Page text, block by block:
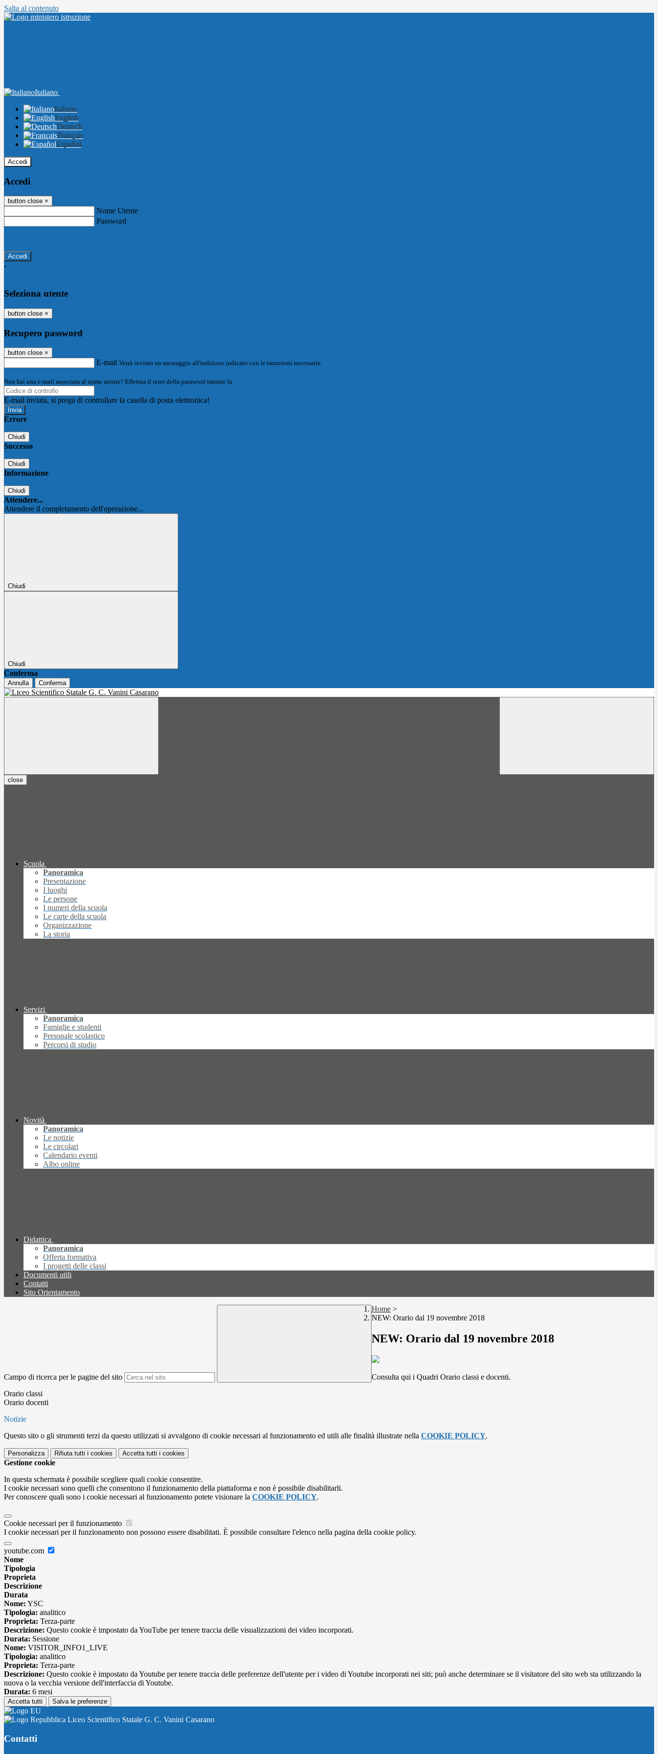
Salta al contenuto
Italiano
Italiano
English
Deutsch
Français
Español
Accedi
Accedi
button close ×
Nome Utente
Password
-
Seleziona utente
button close ×
Recupero password
button close ×
E-mail Verrà inviato un messaggio all'indirizzo indicato con le istruzioni necessarie.
Non hai una e-mail associata al nome utente? Effettua il reset della password tramite la
E-mail inviata, si prega di controllare la casella di posta elettronica!
Errore
Chiudi
Successo
Chiudi
Informazione
Chiudi
Attendere...
Attendere il completamento dell'operazione...
Chiudi
Chiudi
Conferma
Annulla Conferma
close
Scuola
Panoramica
Presentazione
I luoghi
Le persone
I numeri della scuola
Le carte della scuola
Organizzazione
La storia
Servizi
Panoramica
Famiglie e studenti
Personale scolastico
Percorsi di studio
Novità
Panoramica
Le notizie
Le circolari
Calendario eventi
Albo online
Didattica
Panoramica
Offerta formativa
I progetti delle classi
Documenti utili
Contatti
Sito Orientamento
Campo di ricerca per le pagine del sito
Home >
NEW: Orario dal 19 novembre 2018
NEW: Orario dal 19 novembre 2018
Consulta qui i Quadri Orario classi e docenti.
Orario classi
Orario docenti
Notizie
Questo sito o gli strumenti terzi da questo utilizzati si avvalgono di cookie necessari al funzionamento ed utili alle finalità illustrate nella COOKIE POLICY.
Personalizza Rifiuta tutti i cookies Accetta tutti i cookies
Gestione cookie
In questa schermata è possibile scegliere quali cookie consentire.
I cookie necessari sono quelli che consentono il funzionamento della piattaforma e non è possibile disabilitarli.
Per conoscere quali sono i cookie necessari al funzionamento potete visionare la COOKIE POLICY.
Cookie necessari per il funzionamento
I cookie necessari per il funzionamento non possono essere disabilitati. È possibile consultare l'elenco nella pagina della cookie policy.
youtube.com
Nome
Tipologia
Proprieta
Descrizione
Durata
Nome: YSC
Tipologia: analitico
Proprieta: Terza-parte
Descrizione: Questo cookie è impostato da YouTube per tenere traccia delle visualizzazioni dei video incorporati.
Durata: Sessione
Nome: VISITOR_INFO1_LIVE
Tipologia: analitico
Proprieta: Terza-parte
Descrizione: Questo cookie è impostato da Youtube per tenere traccia delle preferenze dell'utente per i video di Youtube incorporati nei siti; può anche determinare se il visitatore del sito web sta utilizzando la
nuova o la vecchia versione dell'interfaccia di Youtube.
Durata: 6 mesi
Accetta tutti Salva le preferenze
Liceo Scientifico Statale G. C. Vanini Casarano
Contatti